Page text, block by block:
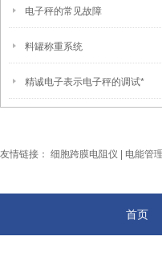
电子秤的常见故障
料罐称重系统
精诚电子表示电子秤的调试*
友情链接： 细胞跨膜电阻仪 电能管
首页